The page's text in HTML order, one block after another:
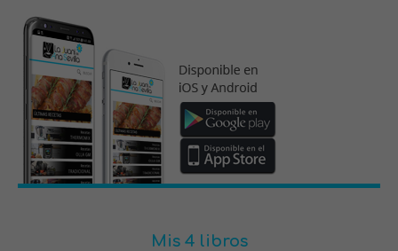
Mis 4 libros